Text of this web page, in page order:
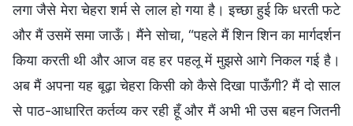
लगा जैसे मेरा चेहरा शर्म से लाल हो गया है। इच्छा हुई कि धरती फटे
और मैं उसमें समा जाऊँ। मैंने सोचा, “पहले मैं शिन शिन का मार्गदर्शन
किया करती थी और आज वह हर पहलू में मुझसे आगे निकल गई है।
अब मैं अपना यह बूढ़ा चेहरा किसी को कैसे दिखा पाऊँगी? मैं दो साल
से पाठ-आधारित कर्तव्य कर रही हूँ और मैं अभी भी उस बहन जितनी